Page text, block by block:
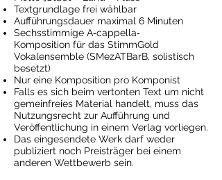
Textgrundlage frei wählbar
Aufführungsdauer maximal 6 Minuten
Sechsstimmige A‐cappella‐
Komposition für das StimmGold
Vokalensemble (SMezATBarB, solistisch
besetzt)
Nur eine Komposition pro Komponist
Falls es sich beim vertonten Text um nicht
gemeinfreies Material handelt, muss das
Nutzungsrecht zur Aufführung und
Veröffentlichung in einem Verlag vorliegen.
Das eingesendete Werk darf weder
publiziert noch Preisträger bei einem
anderen Wettbewerb sein.